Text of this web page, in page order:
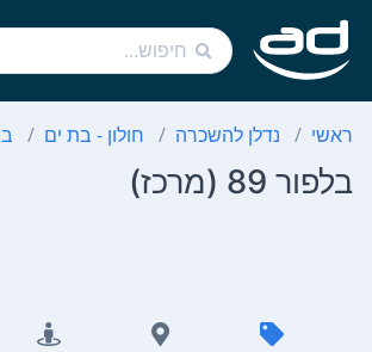
ראשי נדלן להשכרה חולון - בת ים
בלפור 89 (מרכז)